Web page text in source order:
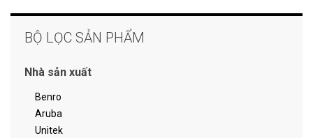
BỘ LỌC SẢN PHẨM
Nhà sản xuất
Benro
Aruba
Unitek